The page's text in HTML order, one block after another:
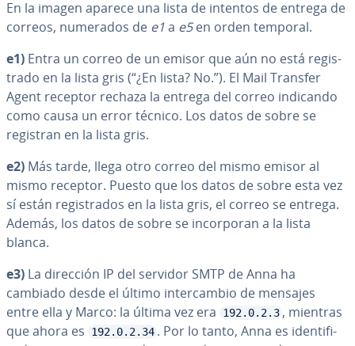
En la imagen aparece una lista de intentos de entrega de
correos, numerados de e1a e5en orden temporal.
e1) Entra un correo de un emisor que aún no está re­gi­s­
tra­do en la lista gris (“¿En lista? No.”). El Mail Transfer
Agent receptor rechaza la entrega del correo indicando
como causa un error técnico. Los datos de sobre se
registran en la lista gris.
e2) Más tarde, llega otro correo del mismo emisor al
mismo receptor. Puesto que los datos de sobre esta vez
sí están re­gi­s­tra­dos en la lista gris, el correo se entrega.
Además, los datos de sobre se in­co­r­po­ran a la lista
blanca.
e3) La dirección IP del servidor SMTP de Anna ha
cambiado desde el último in­te­r­ca­m­bio de mensajes
entre ella y Marco: la última vez era
192.0.2.3 , mientras
que ahora es
192.0.2.34 . Por lo tanto, Anna es ide­n­ti­fi­